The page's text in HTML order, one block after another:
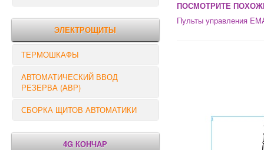
РЕЛЕ КОНТРОЛЯ
ЭЛЕКТРОЩИТЫ
ТЕРМОШКАФЫ
АВТОМАТИЧЕСКИЙ ВВОД
РЕЗЕРВА (АВР)
СБОРКА ЩИТОВ АВТОМАТИКИ
4G КОНЧАР
ПОСМОТРИТЕ
Пульты управления